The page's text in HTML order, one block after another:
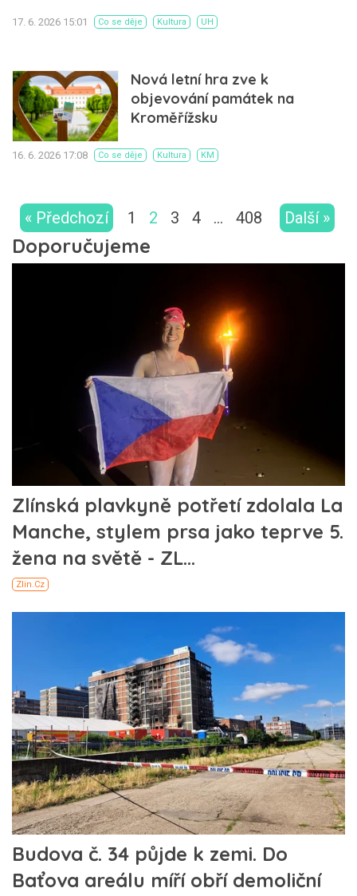
17. 6. 2026 15:01 Co se děje Kultura UH
Nová letní hra zve k
objevování památek na
Kroměřížsku
16. 6. 2026 17:08 Co se děje Kultura KM
« Předchozí 1 2 3 4 … 408 Další »